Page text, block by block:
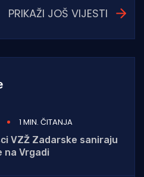
PRIKAŽI JOŠ VIJESTI
1 MIN. ČITANJA
VZŽ Zadarske saniraju
na Vrgadi